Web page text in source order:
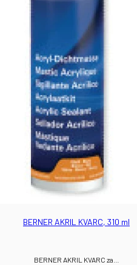
BERNER AKRIL KVARC, 310 ml
BERNER AKRIL KVARC za…